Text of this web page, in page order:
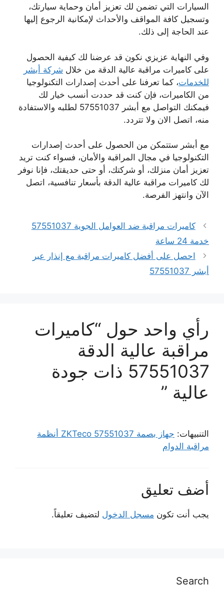
السيارات التي تضمن لك تعزيز أمان وحماية سيارتك،
وتسجيل كافة المواقف والأحداث لإمكانية الرجوع إليها
عند الحاجة إلى ذلك.
وفي النهاية عزيزي نكون قد عرضنا لك كيفية الحصول
على كاميرات مراقبة عالية الدقة من خلال شركة أبشر
للخدمات، كما تعرفنا على أحدث إصدارات التكنولوجيا
من الكاميرات، فإن كنت قد حددت أنسب خيار لك
فيمكنك التواصل مع أبشر 57551037 لطلبه والاستفادة
منه، اتصل الان ولا تتردد.
مع أبشر ستتمكن من الحصول على أحدث إصدارات
التكنولوجيا في مجال المراقبة والأمان، فسواء كنت تريد
تعزيز أمان منزلك، أو شركتك، أو حتى حديقتك، فإنا نوفر
لك كاميرات مراقبة عالية الدقة بأسعار تنافسية، اتصل
الآن وانتهز الفرصة.
كاميرات مراقبة ضد العوامل الجوية 57551037
خدمة 24 ساعة
احصل على أفضل كاميرات مراقبة مع إنذار عبر
أبشر 57551037
رأي واحد حول “كاميرات
مراقبة عالية الدقة
57551037 ذات جودة
عالية ”
التنبيهات:
جهاز بصمة ZKTeco 57551037 أنظمة
مراقبة الدوام
أضف تعليق
يجب أنت تكون مسجل الدخول لتضيف تعليقاً.
Search